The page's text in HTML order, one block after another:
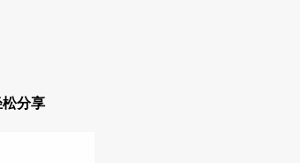
分享